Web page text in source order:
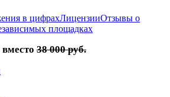
в цифрахЛицензииОтзывы о
площадках
вместо 38 000 руб.